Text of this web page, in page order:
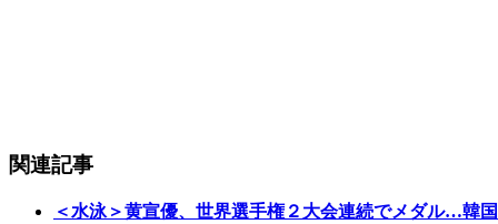
関連記事
＜水泳＞黄宣優、世界選手権２大会連続でメダル…韓